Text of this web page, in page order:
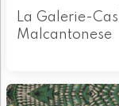
La Galerie-
Malcantonese